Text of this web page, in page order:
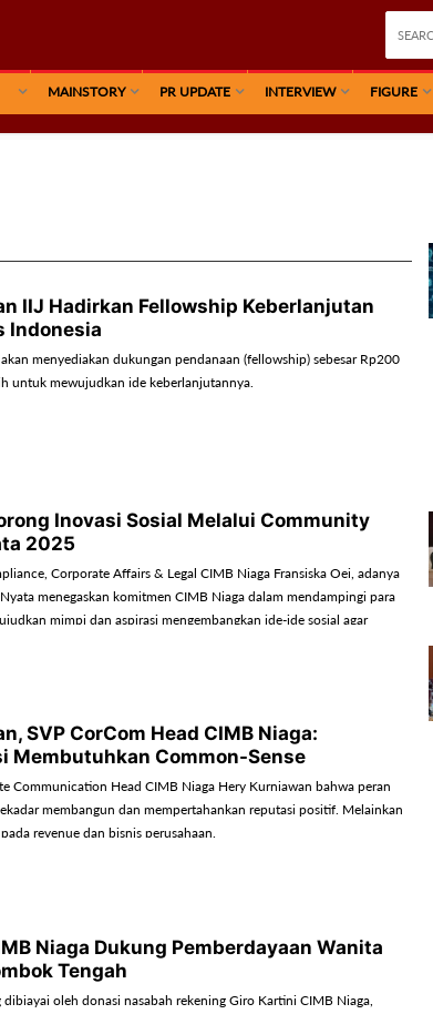
MAINSTORY PR UPDATE INTERVIEW FIGURE
IIJ Hadirkan Fellowship Keberlanjutan
Indonesia
menyediakan dukungan pendanaan (fellowship) sebesar Rp200
untuk mewujudkan ide keberlanjutannya.
Inovasi Sosial Melalui Community
2025
Corporate Affairs & Legal CIMB Niaga Fransiska Oei, adanya
menegaskan komitmen CIMB Niaga dalam mendampingi para
mimpi dan aspirasi mengembangkan ide-ide sosial agar
bagi masyarakat.
SVP CorCom Head CIMB Niaga:
Membutuhkan Common-Sense
Communication Head CIMB Niaga Hery Kurniawan bahwa peran
membangun dan mempertahankan reputasi positif. Melainkan
revenue dan bisnis perusahaan.
Niaga Dukung Pemberdayaan Wanita
Tengah
oleh donasi nasabah rekening Giro Kartini CIMB Niaga,